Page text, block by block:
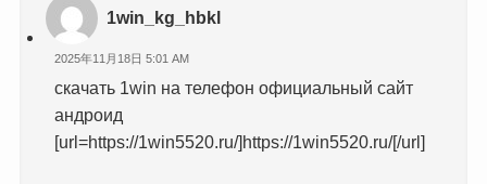
1win_kg_hbkl
2025年11月18日 5:01 AM
скачать 1win на телефон официальный сайт
андроид
[url=https://1win5520.ru/]https://1win5520.ru/[/url]